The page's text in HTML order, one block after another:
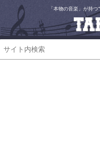
「本物の音楽」が持つ